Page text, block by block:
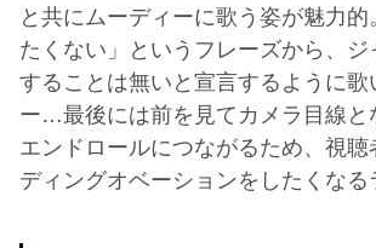
と共にムーディーに歌う姿が魅力
たくない」というフレーズから、ジ
することは無いと宣言するように歌
ー…最後には前を見てカメラ目線と
エンドロールにつながるため、視聴
ディングオベーションをしたくなる